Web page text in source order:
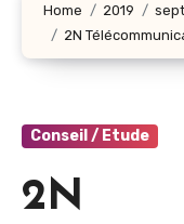
Home 2019
2N
Conseil / Etude
2N